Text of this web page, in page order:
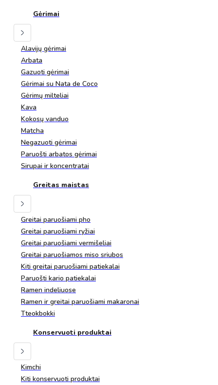
Gėrimai
Alavijų gėrimai
Arbata
Gazuoti gėrimai
Gėrimai su Nata de Coco
Gėrimų milteliai
Kava
Kokosų vanduo
Matcha
Negazuoti gėrimai
Paruošti arbatos gėrimai
Sirupai ir koncentratai
Greitas maistas
Greitai paruošiami pho
Greitai paruošiami ryžiai
Greitai paruošiami vermišeliai
Greitai paruošiamos miso sriubos
Kiti greitai paruošiami patiekalai
Paruošti kario patiekalai
Ramen indeliuose
Ramen ir greitai paruošiami makaronai
Tteokbokki
Konservuoti produktai
Kimchi
Kiti konservuoti produktai